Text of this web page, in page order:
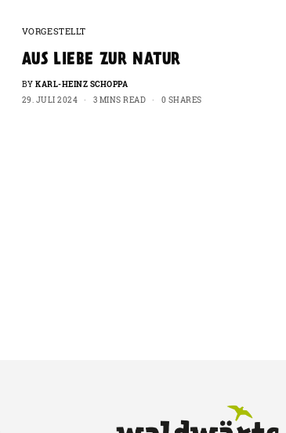
VORGESTELLT
AUS LIEBE ZUR NATUR
BY KARL-HEINZ SCHOPPA
29. JULI 2024
3 MINS READ 0 SHARES